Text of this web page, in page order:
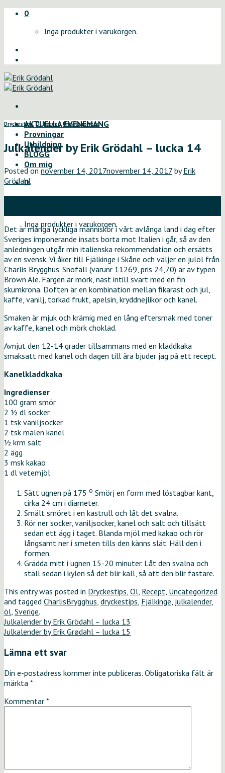
Skip
0
Inga produkter i varukorgen.
AKTUELLA EVENEMANG
Provningar
Utbildning
BLOGG
Om mig
0
Inga produkter i varukorgen.
Dryckestips,Öl,Recept,Uncategorized
Julkalender by Erik Grödahl – lucka 14
Posted onnovember 14, 2017november 14, 2017 byErik
Grödahl
Det är många lyckliga människor i vårt avlånga land i dag efter
Sveriges imponerande insats borta mot Italien i går, så av den
anledningen utgår min italienska rekommendation och ersätts
av en svensk. Vi åker till Fjälkinge i Skåne och väljer en julöl från
Charlis Brygghus. Snöfall (varunr 11269, pris 24,70) är av typen
Brown Ale. Färgen är mörk, näst intill svart med en fin
skumkrona. Doften är en kombination mellan fikarast och jul,
kaffe, vanilj, torkad frukt, apelsin, kryddnejlikor och kanel.
Smaken är mjuk och krämig med en lång eftersmak med toner
av kaffe, kanel och mörk choklad.
Avnjut den 12-14 grader tillsammans med en kladdkaka
smaksatt med kanel och dagen till ära bjuder jag på ett recept.
Kanelkladdkaka
Ingredienser
100 gram smör
2 ½ dl socker
1 tsk vaniljsocker
2 tsk malen kanel
½ krm salt
2 ägg
3 msk kakao
1 dl vetemjöl
Sätt ugnen på 175 o Smörj en form med löstagbar kant,
cirka 24 cm i diameter.
Smält smöret i en kastrull och låt det svalna.
Rör ner socker, vaniljsocker, kanel och salt och tillsätt
sedan ett ägg i taget. Blanda mjöl med kakao och rör
långsamt ner i smeten tills den känns slät. Häll den i
formen.
Grädda mitt i ugnen 15-20 minuter. Låt den svalna och
ställ sedan i kylen så det blir kall, så att den blir fastare.
This entry was posted in Dryckestips, Öl, Recept, Uncategorized
and tagged CharlisBrygghus, dryckestips, Fjälkinge, julkalender,
öl, Sverige.
Julkalender by Erik Grödahl – lucka 13
Julkalender by Erik Grødahl – lucka 15
Lämna ett svar
Din e-postadress kommer inte publiceras. Obligatoriska fält är
märkta *
Kommentar *